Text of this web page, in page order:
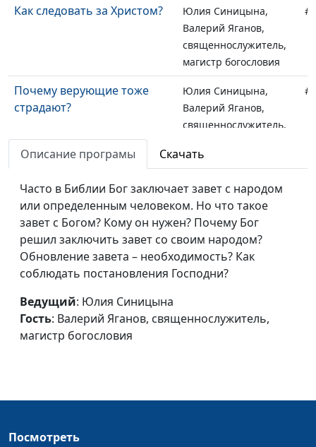
Как следовать за Христом?
Юлия Синицына,
Валерий Яганов,
священнослужитель,
магистр богословия
Почему верующие тоже
страдают?
Юлия Синицына,
Валерий Яганов,
священнослужитель,
Юлия Синицына,
Валерий Яганов,
священнослужитель,
магистр богословия
Подобные Богу
Юлия Синицына,
Евгений Марьян,
священнослужитель
Когда молитва не
поднимается выше
потолка?
Евгений Марьян,
Куда и на что смотрят твои
Описание програмы Скачать
Часто в Библии Бог заключает завет с народом
или определенным человеком. Но что такое
завет с Богом? Кому он нужен? Почему Бог
решил заключить завет со своим народом?
Обновление завета – необходимость? Как
соблюдать постановления Господни?
Ведущий: Юлия Синицына
Гость: Валерий Яганов, священнослужитель,
магистр богословия
Посмотреть